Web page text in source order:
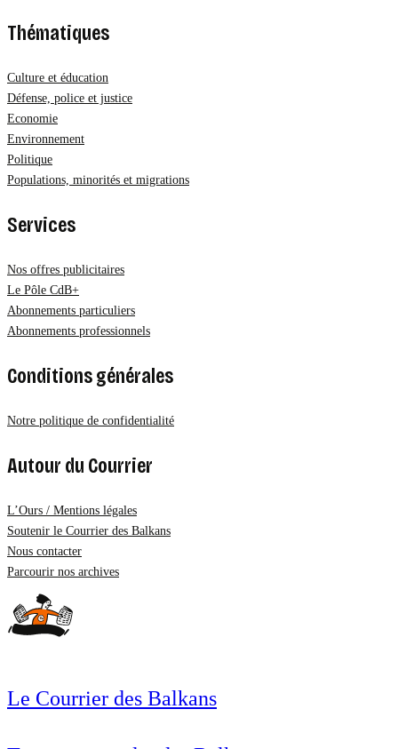
Thématiques
Culture et éducation
Défense, police et justice
Economie
Environnement
Politique
Populations, minorités et migrations
Services
Nos offres publicitaires
Le Pôle CdB+
Abonnements particuliers
Abonnements professionnels
Conditions générales
Notre politique de confidentialité
Autour du Courrier
L’Ours / Mentions légales
Soutenir le Courrier des Balkans
Nous contacter
Parcourir nos archives
Le Courrier des Balkans